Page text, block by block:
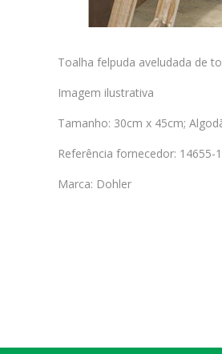
Toalha felpuda aveludada de
Imagem ilustrativa
Tamanho: 30cm x 45cm;
Referência fornecedor: 14655-
Marca: Dohler